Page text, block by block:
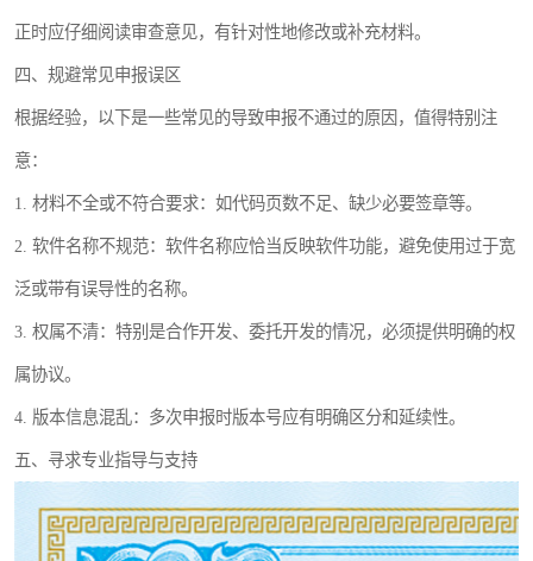
正时应仔细阅读审查意见，有针对性地修改或补充材料。
四、规避常见申报误区
根据经验，以下是一些常见的导致申报不通过的原因，值得特别注
意：
1. 材料不全或不符合要求：如代码页数不足、缺少必要签章等。
2. 软件名称不规范：软件名称应恰当反映软件功能，避免使用过于宽
泛或带有误导性的名称。
3. 权属不清：特别是合作开发、委托开发的情况，必须提供明确的权
属协议。
4. 版本信息混乱：多次申报时版本号应有明确区分和延续性。
五、寻求专业指导与支持